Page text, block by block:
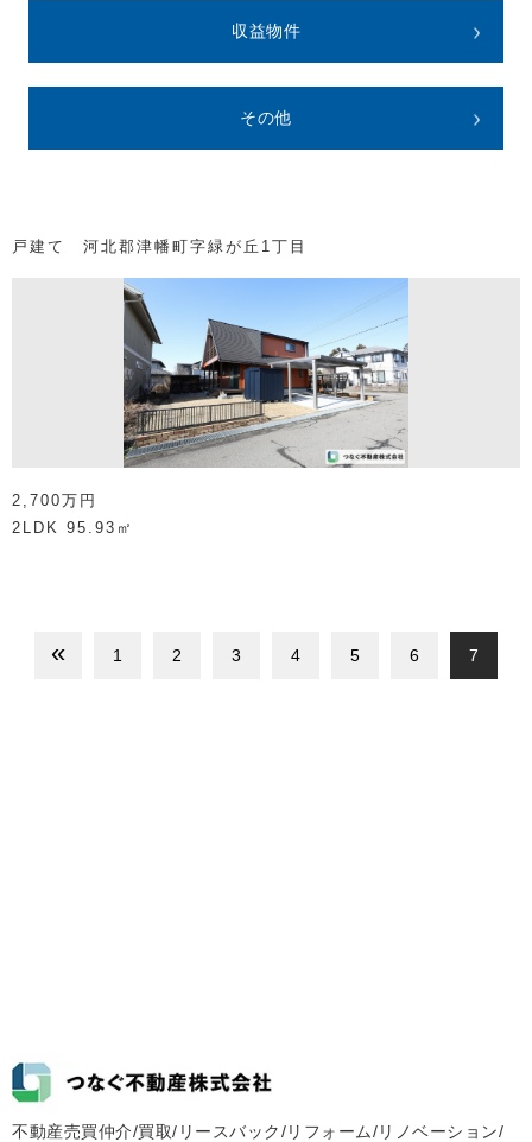
収益物件
その他
戸建て 河北郡津幡町字緑が丘1丁目
2,700万円
2LDK 95.93㎡
« 1 2 3 4 5 6 7
不動産売買仲介/買取/リースバック/リフォーム/リノベーション/